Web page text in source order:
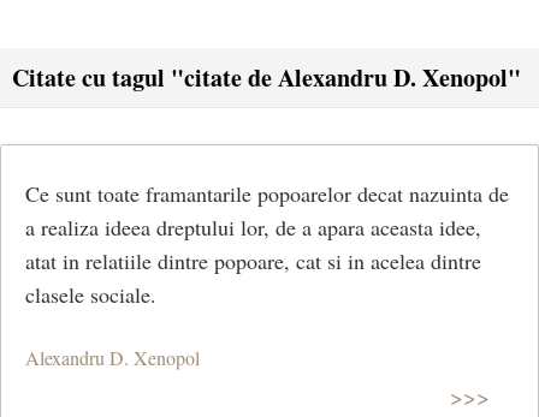
Citate cu tagul "citate de Alexandru D. Xenopol"
Ce sunt toate framantarile popoarelor decat nazuinta de
a realiza ideea dreptului lor, de a apara aceasta idee,
atat in relatiile dintre popoare, cat si in acelea dintre
clasele sociale.
Alexandru D. Xenopol
>>>